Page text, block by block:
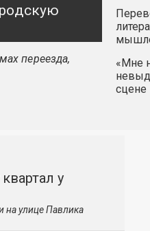
переезда,
«Мне
сцене
у
на улице Павлика